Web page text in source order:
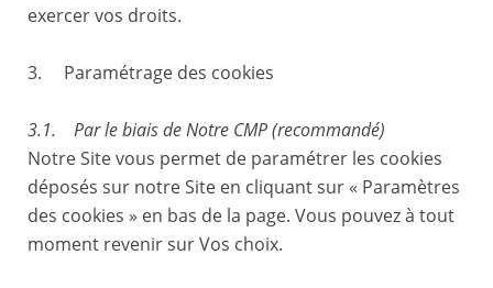
exercer vos droits.
3. Paramétrage des cookies
3.1. Par le biais de Notre CMP (recommandé)
Notre Site vous permet de paramétrer les cookies
déposés sur notre Site en cliquant sur « Paramètres
des cookies » en bas de la page. Vous pouvez à tout
moment revenir sur Vos choix.